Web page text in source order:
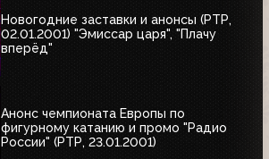
Новогодние заставки и анонсы (РТР,
02.01.2001) "Эмиссар царя", "Плачу
вперёд"
Анонс чемпионата Европы по
фигурному катанию и промо "Радио
России" (РТР, 23.01.2001)